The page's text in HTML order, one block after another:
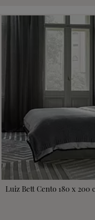
Luiz Bett Cento 180 x 200